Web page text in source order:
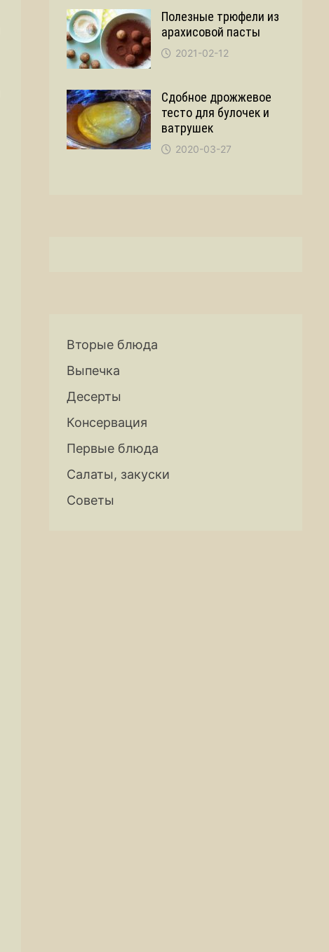
Полезные трюфели из
арахисовой пасты
2021-02-12
Сдобное дрожжевое
тесто для булочек и
ватрушек
2020-03-27
Вторые блюда
Выпечка
Десерты
Консервация
Первые блюда
Салаты, закуски
Советы